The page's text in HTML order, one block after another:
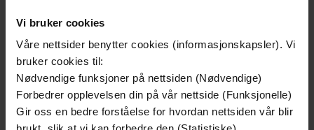
Vi bruker cookies
Våre nettsider benytter cookies (informasjonskapsler). Vi
bruker cookies til:
Nødvendige funksjoner på nettsiden (Nødvendige)
Forbedrer opplevelsen din på vår nettside (Funksjonelle)
Gir oss en bedre forståelse for hvordan nettsiden vår blir